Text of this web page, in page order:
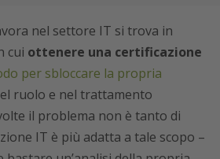
nel settore IT si trova in
cui ottenere una certificazione
per sbloccare la propria
ruolo e nel trattamento
il problema non è tanto di
IT è più adatta a tale scopo –